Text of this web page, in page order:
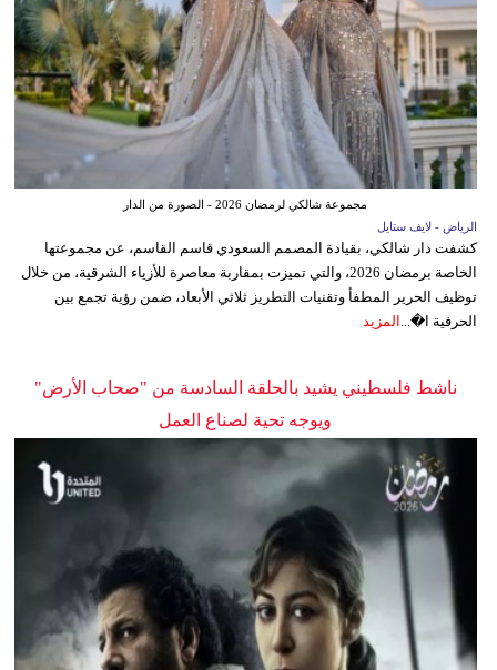
مجموعة شالكي لرمضان 2026 - الصورة من الدار
الرياض - لايف ستايل
كشفت دار شالكي، بقيادة المصمم السعودي قاسم القاسم، عن مجموعتها
الخاصة برمضان 2026، والتي تميزت بمقاربة معاصرة للأزياء الشرقية، من خلال
توظيف الحرير المطفأ وتقنيات التطريز ثلاثي الأبعاد، ضمن رؤية تجمع بين
الحرفية ا�... المزيد
ناشط فلسطيني يشيد بالحلقة السادسة من "صحاب الأرض"
ويوجه تحية لصناع العمل